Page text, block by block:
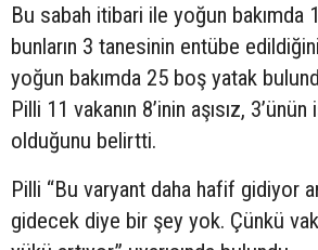
Bu sabah itibari ile yoğun bakımda
bunların 3 tanesinin entübe
yoğun bakımda 25 boş yatak
Pilli 11 vakanın 8’inin aşısız,
olduğunu belirtti.
Pilli “Bu varyant daha hafif gidiyor
gidecek diye bir şey yok. Çünkü